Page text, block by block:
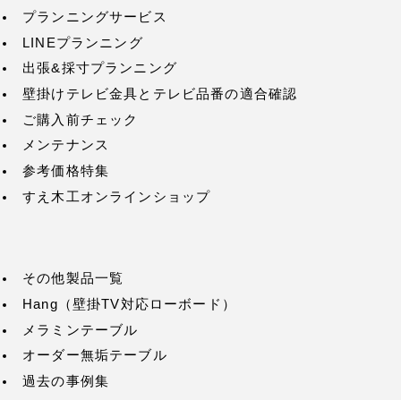
プランニングサービス
LINEプランニング
出張&採寸プランニング
壁掛けテレビ金具とテレビ品番の適合確認
ご購入前チェック
メンテナンス
参考価格特集
すえ木工オンラインショップ
その他製品一覧
Hang（壁掛TV対応ローボード）
メラミンテーブル
オーダー無垢テーブル
過去の事例集